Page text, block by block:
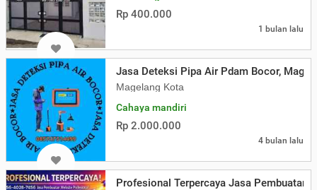
Rp 400.000
1 bulan lalu
Jasa Deteksi Pipa Air Pdam Bocor,
Magelang Kota
Cahaya mandiri
Rp 2.000.000
4 bulan lalu
Profesional Terpercaya Jasa Pembuatan